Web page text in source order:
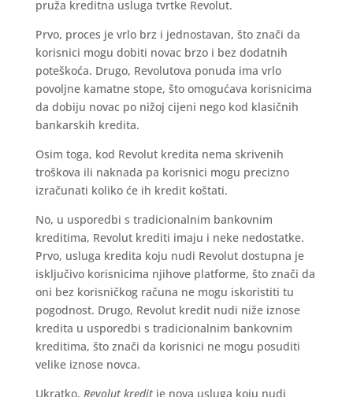
pruža kreditna usluga tvrtke Revolut.
Prvo, proces je vrlo brz i jednostavan, što znači da
korisnici mogu dobiti novac brzo i bez dodatnih
poteškoća. Drugo, Revolutova ponuda ima vrlo
povoljne kamatne stope, što omogućava korisnicima
da dobiju novac po nižoj cijeni nego kod klasičnih
bankarskih kredita.
Osim toga, kod Revolut kredita nema skrivenih
troškova ili naknada pa korisnici mogu precizno
izračunati koliko će ih kredit koštati.
No, u usporedbi s tradicionalnim bankovnim
kreditima, Revolut krediti imaju i neke nedostatke.
Prvo, usluga kredita koju nudi Revolut dostupna je
isključivo korisnicima njihove platforme, što znači da
oni bez korisničkog računa ne mogu iskoristiti tu
pogodnost. Drugo, Revolut kredit nudi niže iznose
kredita u usporedbi s tradicionalnim bankovnim
kreditima, što znači da korisnici ne mogu posuditi
velike iznose novca.
Ukratko, Revolut kreditje nova usluga koju nudi